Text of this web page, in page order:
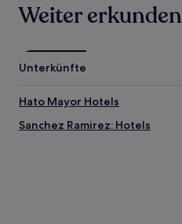
Weiter erkunden
Unterkünfte
Hato Mayor Hotels
Sanchez Ramirez: Hotels